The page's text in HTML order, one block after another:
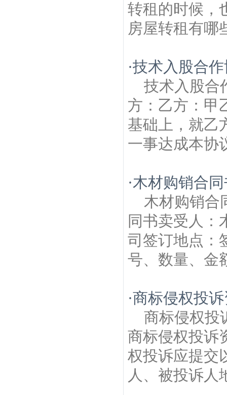
转租的时候，
房屋转租有哪
·技术入股合
技术入股合
方：乙方：甲
基础上，就乙
一事达成本协
·木材购销合
木材购销合
同书卖受人：
司签订地点：
号、数量、金
·商标侵权投
商标侵权投
商标侵权投诉
权投诉应提交
人、被投诉人